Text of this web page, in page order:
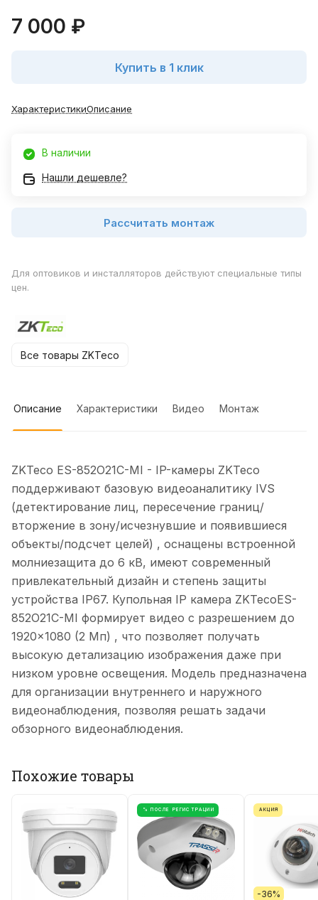
7 000 ₽
Купить в 1 клик
ХарактеристикиОписание
В наличии
Нашли дешевле?
Рассчитать монтаж
Для оптовиков и инсталляторов действуют специальные типы
цен.
Все товары ZKTeco
Описание Характеристики Видео Монтаж
ZKTeco ES-852O21C-MI - IP-камеры ZKTeco
поддерживают базовую видеоаналитику IVS
(детектирование лиц, пересечение границ/
вторжение в зону/исчезнувшие и появившиеся
объекты/подсчет целей) , оснащены встроенной
молниезащита до 6 кВ, имеют современный
привлекательный дизайн и степень защиты
устройства IP67. Купольная IP камера ZKTecoES-
852O21C-MI формирует видео с разрешением до
1920×1080 (2 Мп) , что позволяет получать
высокую детализацию изображения даже при
низком уровне освещения. Модель предназначена
для организации внутреннего и наружного
видеонаблюдения, позволяя решать задачи
обзорного видеонаблюдения.
Похожие товары
% ПОСЛЕ РЕГИСТРАЦИИ АКЦИЯ
-36%